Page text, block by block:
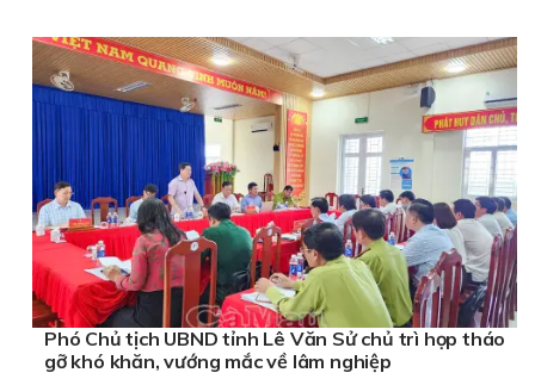
Phó Chủ tịch UBND tỉnh Lê Văn Sử chủ trì họp tháo
gỡ khó khăn, vướng mắc về lâm nghiệp